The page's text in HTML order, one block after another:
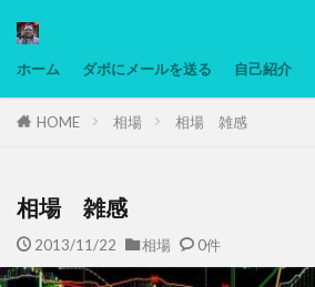
ホーム ダボにメールを送る 自己紹介
HOME 相場 相場 雑感
相場 雑感
2013/11/22 相場 0件
タグ
マレーシア動画
備忘録
動画 日本人村社会